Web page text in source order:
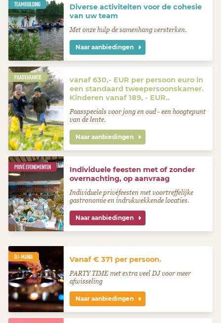
TEAMBUILDING
Diverse activiteiten voor de cohesie
van uw team
Met onze hulp de samenhang versterken.
Naar aanbiedingen
PAASVAKANTIE
vanaf 630,- EUR per persoon euro in
een standaard tweepersoonskamer.
Kinderen vanaf 189, - EUR..
Paasspecials voor jong en oud - een hoogtepunt
van de lente.
Naar aanbiedingen
PRIVÉ EVENEMENTEN
Individuele feesten met of zonder
overnachting, op aanvraag
Individuele privéfeesten met voortreffelijke
gastronomie en indrukwekkende locaties.
Naar aanbiedingen
DJ-MANIA Vanaf € 371 per persoon.
PARTY TIME met extra veel DJ voor meer
afwisseling
Naar aanbiedingen